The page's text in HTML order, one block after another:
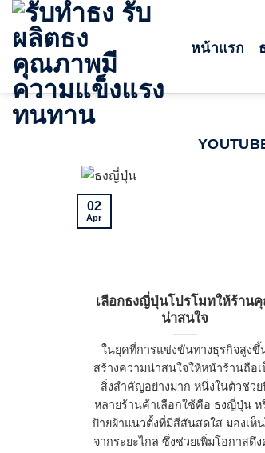
Skip
content
หน้าแรก
เลือกธงญี่ปุ่นโปรโมทให้ร้าน
น่าสนใจ
ในยุคที่การแข่งขันทางธุรกิจสูงขึ้
สร้างความน่าสนใจให้หน้าร้านถือ
สิ่งสำคัญอย่างมาก หนึ่งในตัวช่วย
หลายร้านค้าเลือกใช้คือ ธงญี่ปุ่น ห
ป้ายผ้าแนวตั้งที่มีสีสันสดใส มองเห็
จากระยะไกล ซึ่งช่วยเพิ่มโอกาสดึ
02
Apr